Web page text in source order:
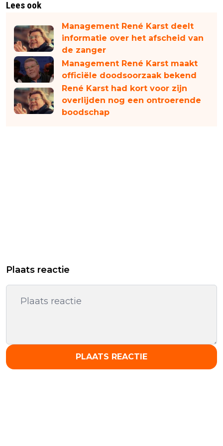
Lees ook
Management René Karst deelt
informatie over het afscheid van
de zanger
Management René Karst maakt
officiële doodsoorzaak bekend
René Karst had kort voor zijn
overlijden nog een ontroerende
boodschap
Plaats reactie
PLAATS REACTIE